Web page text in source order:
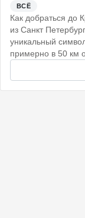
ВСЁ
Как добраться до
из Санкт
уникальный
примерно в 50 км